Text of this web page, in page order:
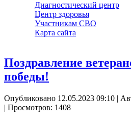
Диагностический центр
Центр здоровья
Участникам СВО
Карта сайта
Поздравление
победы!
Опубликовано 12.05.2023 09:10 |
| Просмотров: 1408